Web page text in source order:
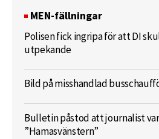
MEN-fällningar
Polisen fick ingripa för att DI
utpekande
Bild på misshandlad
Bulletin påstod att journalist
”Hamasvänstern”